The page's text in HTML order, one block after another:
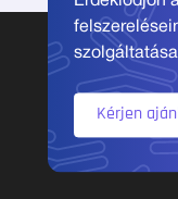
Kérjen